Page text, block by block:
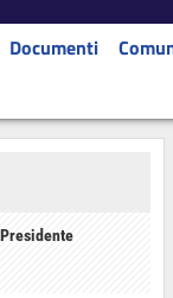
Documenti